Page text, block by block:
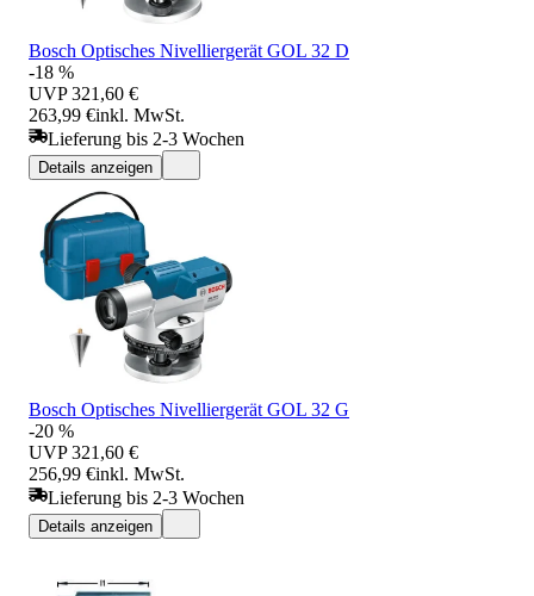
Bosch Optisches Nivelliergerät GOL 32 D
-18 %
UVP 321,60 €
263,99 €inkl. MwSt.
Lieferung bis 2-3 Wochen
Details anzeigen
Bosch Optisches Nivelliergerät GOL 32 G
-20 %
UVP 321,60 €
256,99 €inkl. MwSt.
Lieferung bis 2-3 Wochen
Details anzeigen